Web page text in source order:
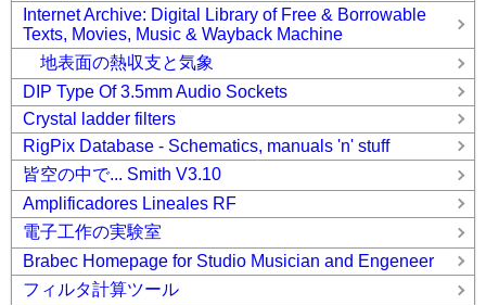
Internet Archive: Digital Library of Free & Borrowable
Texts, Movies, Music & Wayback Machine
地表面の熱収支と気象
DIP Type Of 3.5mm Audio Sockets
Crystal ladder filters
RigPix Database - Schematics, manuals 'n' stuff
皆空の中で... Smith V3.10
Amplificadores Lineales RF
電子工作の実験室
Brabec Homepage for Studio Musician and Engeneer
フィルタ計算ツール